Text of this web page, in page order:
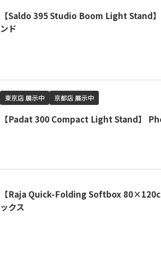
【Saldo 395 Studio Boom Light Stand
ンド
東京店 展示中 京都店 展示中
【Padat 300 Compact Light Stand】
【Raja Quick-Folding Softbox
ックス